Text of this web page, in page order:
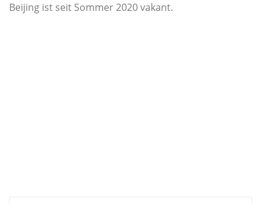
Beijing ist seit Sommer 2020 vakant.